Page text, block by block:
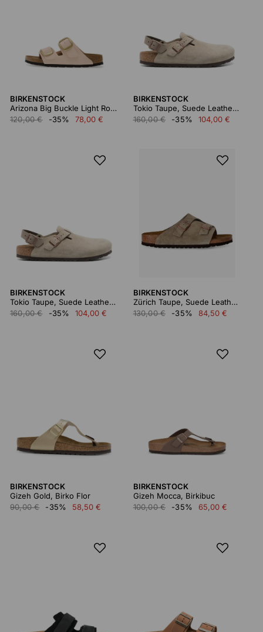
BIRKENSTOCK
Arizona Big Buckle Light Rose, Birkibuc
120,00 €
-35% 78,00 €
BIRKENSTOCK
Tokio Taupe, Suede Leather 1028323
160,00 €
-35% 104,00 €
BIRKENSTOCK
Tokio Taupe, Suede Leather 1028323
160,00 €
-35% 104,00 €
BIRKENSTOCK
Zürich Taupe, Suede Leather 050463
130,00 €
-35% 84,50 €
BIRKENSTOCK
Gizeh Gold, Birko Flor
90,00 €
-35% 58,50 €
BIRKENSTOCK
Gizeh Mocca, Birkibuc
100,00 €
-35% 65,00 €